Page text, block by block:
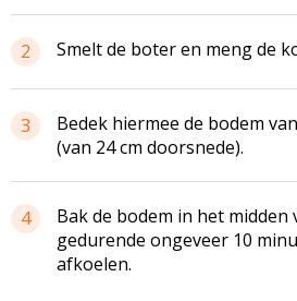
2 Smelt de boter en meng de
3
Bedek hiermee de bodem
(van 24 cm doorsnede).
4
Bak de bodem in het midden
gedurende ongeveer 10
afkoelen.